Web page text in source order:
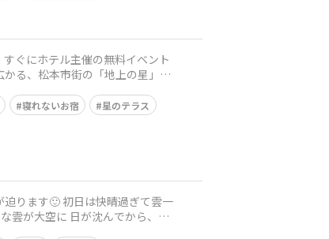
る、松本市街の「地上の星」観
寝れないお宿
星のテラス